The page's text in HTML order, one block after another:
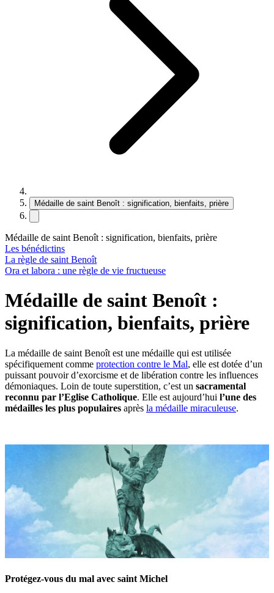
Médaille de saint Benoît : signification, bienfaits, prière
Médaille de saint Benoît : signification, bienfaits, prière
Les bénédictins
La règle de saint Benoît
Ora et labora : une règle de vie fructueuse
Médaille de saint Benoît :
signification, bienfaits, prière
La médaille de saint Benoît est une médaille qui est utilisée
spécifiquement comme protection contre le Mal, elle est dotée d’un
puissant pouvoir d’exorcisme et de libération contre les influences
démoniaques. Loin de toute superstition, c’est un sacramental
reconnu par l’Eglise Catholique. Elle est aujourd’hui l’une des
médailles les plus populaires après la médaille miraculeuse.
Protégez-vous du mal avec saint Michel